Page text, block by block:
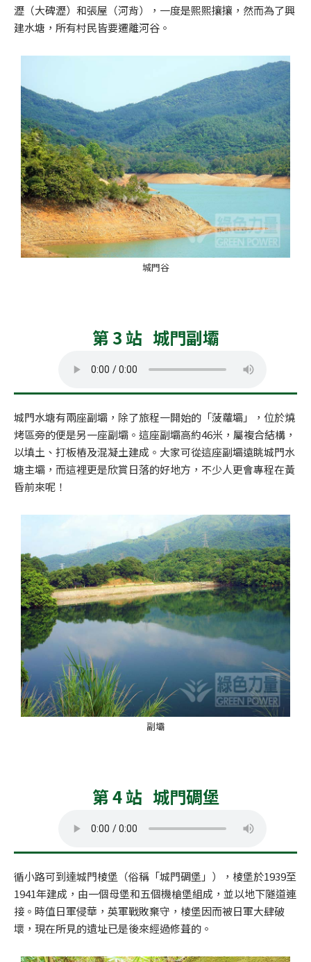
瀝（大碑瀝）和張屋（河背），一度是熙熙攘攘，然而為了興
建水塘，所有村民皆要遷離河谷。
城門谷
第 3 站 城門副壩
城門水塘有兩座副壩，除了旅程一開始的「菠蘿壩」，位於燒
烤區旁的便是另一座副壩。這座副壩高約46米，屬複合結構，
以填土、打板樁及混凝土建成。大家可從這座副壩遠眺城門水
塘主壩，而這裡更是欣賞日落的好地方，不少人更會專程在黃
昏前來呢！
副壩
第 4 站 城門碉堡
循小路可到達城門棱堡（俗稱「城門碉堡」），棱堡於1939至
1941年建成，由一個母堡和五個機槍堡組成，並以地下隧道連
接。時值日軍侵華，英軍戰敗棄守，棱堡因而被日軍大肆破
壞，現在所見的遺址已是後來經過修葺的。